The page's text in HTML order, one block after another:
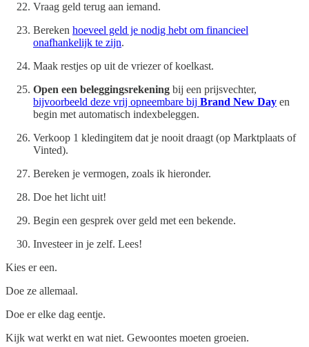
Vraag geld terug aan iemand.
Bereken hoeveel geld je nodig hebt om financieel
onafhankelijk te zijn.
Maak restjes op uit de vriezer of koelkast.
Open een beleggingsrekening bij een prijsvechter,
bijvoorbeeld deze vrij opneembare bij Brand New Day en
begin met automatisch indexbeleggen.
Verkoop 1 kledingitem dat je nooit draagt (op Marktplaats of
Vinted).
Bereken je vermogen, zoals ik hieronder.
Doe het licht uit!
Begin een gesprek over geld met een bekende.
Investeer in je zelf. Lees!
Kies er een.
Doe ze allemaal.
Doe er elke dag eentje.
Kijk wat werkt en wat niet. Gewoontes moeten groeien.